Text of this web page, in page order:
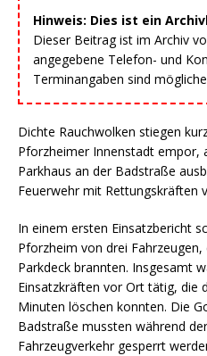
Hinweis: Dies ist ein
Dieser Beitrag ist im Archiv
angegebene Telefon- und
Terminangaben sind
Dichte Rauchwolken stiegen
Pforzheimer Innenstadt empor,
Parkhaus an der Badstraße
Feuerwehr mit Rettungskräften
In einem ersten Einsatzbericht
Pforzheim von drei
Parkdeck brannten. Insgesamt
Einsatzkräften vor Ort tätig, die
Minuten löschen konnten. Die
Badstraße mussten während
Fahrzeugverkehr gesperrt